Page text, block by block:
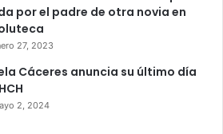
por el padre de otra novia en
27, 2023
Cáceres anuncia su último día
2, 2024